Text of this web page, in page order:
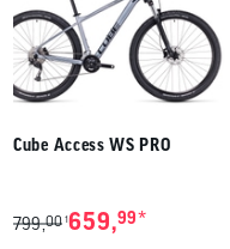
Cube Access WS PRO
799,00 1659,99*